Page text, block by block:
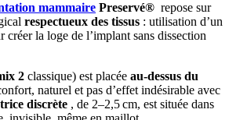
mammaire Preservé® repose sur
respectueux des tissus : utilisation d’un
la loge de l’implant sans dissection
2 classique) est placée au-dessus du
naturel et pas d’effet indésirable avec
discrète , de 2–2,5 cm, est située dans